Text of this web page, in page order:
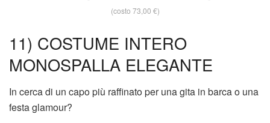
(costo 73,00 €)
11) COSTUME INTERO
MONOSPALLA ELEGANTE
In cerca di un capo più raffinato per una gita in barca o una
festa glamour?